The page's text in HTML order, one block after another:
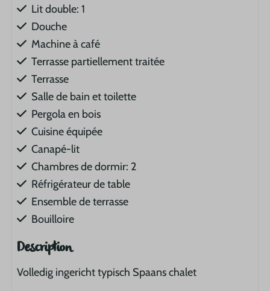
Lit double: 1
Douche
Machine à café
Terrasse partiellement traitée
Terrasse
Salle de bain et toilette
Pergola en bois
Cuisine équipée
Canapé-lit
Chambres de dormir: 2
Réfrigérateur de table
Ensemble de terrasse
Bouilloire
Description
Volledig ingericht typisch Spaans chalet